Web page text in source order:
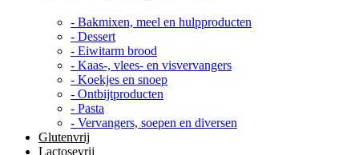
- Bakmixen, meel en hulpproducten
- Dessert
- Eiwitarm brood
- Kaas-, vlees- en visvervangers
- Koekjes en snoep
- Ontbijtproducten
- Pasta
- Vervangers, soepen en diversen
Glutenvrij
Lactosevrij